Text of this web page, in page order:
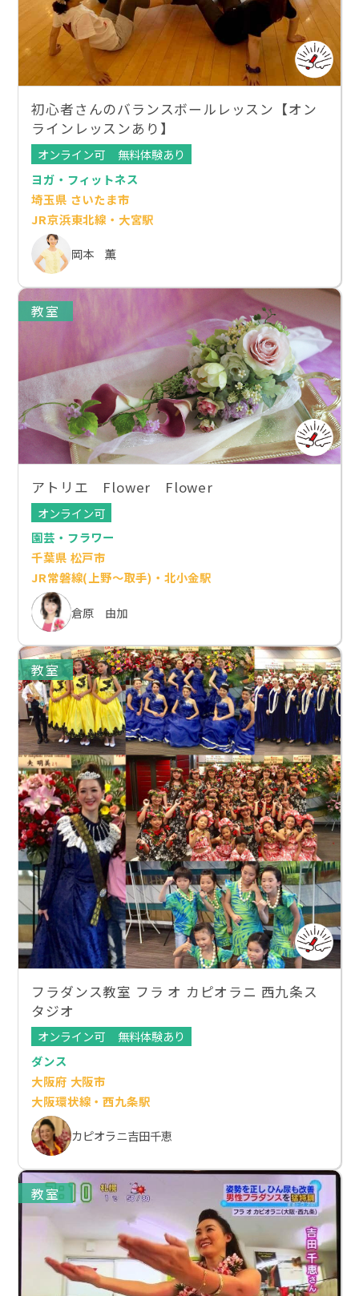
初心者さんのバランスボールレッスン【オン
ラインレッスンあり】
オンライン可
無料体験あり
ヨガ・フィットネス
埼玉県 さいたま市
JR京浜東北線・大宮駅
岡本 薫
教室
アトリエ Flower Flower
オンライン可
園芸・フラワー
千葉県 松戸市
JR常磐線(上野～取手)・北小金駅
倉原 由加
教室
フラダンス教室 フラ オ カピオラニ 西九条ス
タジオ
オンライン可
無料体験あり
ダンス
大阪府 大阪市
大阪環状線・西九条駅
カピオラニ吉田千恵
教室